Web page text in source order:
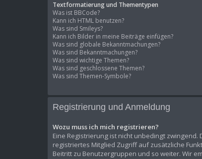
Textformatierung und Thementypen
Was ist BBCode?
Kann ich HTML benutzen?
Was sind Smileys?
Kann ich Bilder in meine Beiträge einfügen?
Was sind globale Bekanntmachungen?
Was sind Bekanntmachungen?
Was sind wichtige Themen?
Was sind geschlossene Themen?
Was sind Themen-Symbole?
Registrierung und Anmeldung
Wozu muss ich mich registrieren?
Eine Registrierung ist nicht unbedingt
registriertes Mitglied Zugriff auf zusätzliche
Beitritt zu Benutzergruppen und so weiter. Wir